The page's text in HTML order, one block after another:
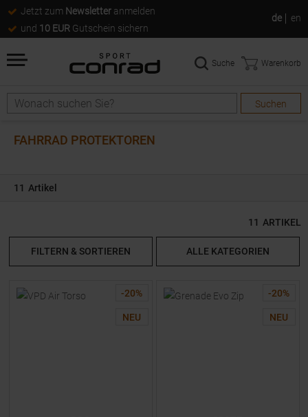
Jetzt zum Newsletter anmelden
und 10 EUR Gutschein sichern
de en
Suche
Suchen
Suche Warenkorb
FAHRRAD PROTEKTOREN
11 Artikel
11 ARTIKEL
FILTERN & SORTIEREN ALLE KATEGORIEN
-20%
NEU
-20%
NEU